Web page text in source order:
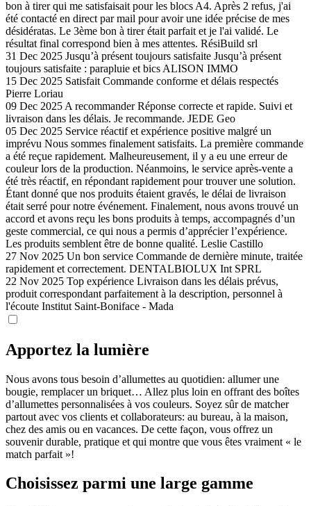
bon à tirer qui me satisfaisait pour les blocs A4. Après 2 refus, j'ai
été contacté en direct par mail pour avoir une idée précise de mes
désidératas. Le 3ème bon à tirer était parfait et je l'ai validé. Le
résultat final correspond bien à mes attentes. RésiBuild srl
31 Dec 2025 Jusqu’à présent toujours satisfaite Jusqu’à présent
toujours satisfaite : parapluie et bics ALISON IMMO
15 Dec 2025 Satisfait Commande conforme et délais respectés
Pierre Loriau
09 Dec 2025 A recommander Réponse correcte et rapide. Suivi et
livraison dans les délais. Je recommande. JEDE Geo
05 Dec 2025 Service réactif et expérience positive malgré un
imprévu Nous sommes finalement satisfaits. La première commande
a été reçue rapidement. Malheureusement, il y a eu une erreur de
couleur lors de la production. Néanmoins, le service après-vente a
été très réactif, en répondant rapidement pour trouver une solution.
Étant donné que nos produits étaient gravés, le délai de livraison
était serré pour notre événement. Finalement, nous avons trouvé un
accord et avons reçu les bons produits à temps, accompagnés d’un
geste commercial, ce qui nous a permis d’apprécier l’expérience.
Les produits semblent être de bonne qualité. Leslie Castillo
27 Nov 2025 Un bon service Commande de dernière minute, traitée
rapidement et correctement. DENTALBIOLUX Int SPRL
22 Nov 2025 Top expérience Livraison dans les délais prévus,
produit correspondant parfaitement à la description, personnel à
l'écoute Institut Saint-Boniface - Mada
Apportez la lumière
Nous avons tous besoin d’allumettes au quotidien: allumer une
bougie, remplacer un briquet… Allez plus loin en offrant des boîtes
d’allumettes personnalisées à vos couleurs. Soyez sûr de matcher
partout avec vos clients et collaborateurs: au bureau, à la maison,
chez des amis ou en vacances. De cette façon, vous offrez un
souvenir durable, pratique et qui montre que vous êtes vraiment « le
match parfait »!
Choisissez parmi une large gamme